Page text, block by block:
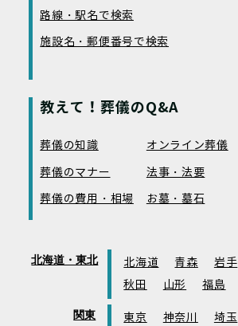
路線・駅名で検索
施設名・郵便番号で検索
教えて！葬儀のQ&A
葬儀の知識 オンライン葬儀
葬儀のマナー
法事・法要
葬儀の費用・相場
お墓・墓石
北海道・東北 北海道 青森 岩手
秋田
山形 福島
関東 東京 神奈川 埼玉